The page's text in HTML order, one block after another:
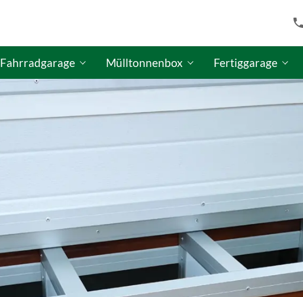
Fahrradgarage Mülltonnenbox
GO-ISO Mülltonnenbox-Konfigurator
Fertiggarage
GO-ISO